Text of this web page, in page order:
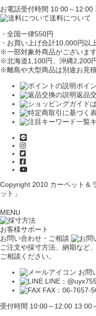
お電話受付時間 10:00～12:00
送料について
・全国一律550円
・お買い上げ合計10,000円 以
※一部対象外商品がございます
※北海道1,100円、沖縄2,200
※離島や大型商品は別途お見積
ポイ
返品
Copyright 2010 カーペット＆
ット」
MENU
お客様サポート
お問い合わせ・ご相談
ご注文や採寸方法、納期など
ご相談ください。
お問
LINE：
FAX：06-7657-
受付時間 10:00～12:00 13:00